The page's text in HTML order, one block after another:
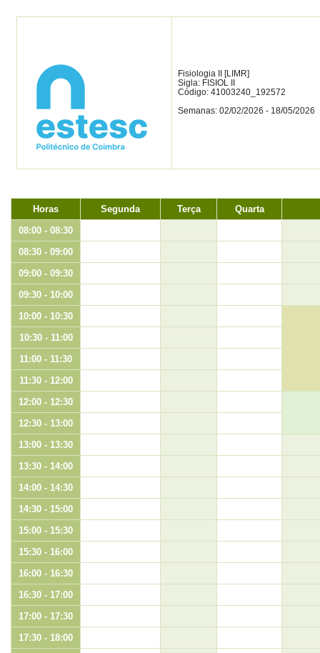
Fisiologia II [LIMR]
Sigla: FISIOL II
Código: 41003240_192572
Semanas: 02/02/2026 - 18/05/2026
Horas Segunda Terça
Quarta
08:00 - 08:30
08:30 - 09:00
09:00 - 09:30
09:30 - 10:00
10:00 - 10:30
10:30 - 11:00
11:00 - 11:30
11:30 - 12:00
12:00 - 12:30
12:30 - 13:00
13:00 - 13:30
13:30 - 14:00
14:00 - 14:30
14:30 - 15:00
15:00 - 15:30
15:30 - 16:00
16:00 - 16:30
16:30 - 17:00
17:00 - 17:30
17:30 - 18:00